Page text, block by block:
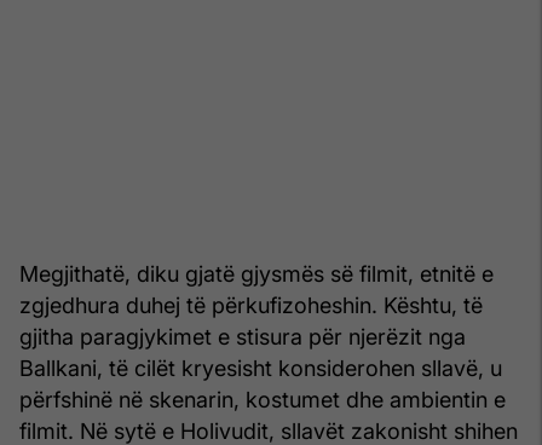
Megjithatë, diku gjatë gjysmës së filmit, etnitë e
zgjedhura duhej të përkufizoheshin. Kështu, të
gjitha paragjykimet e stisura për njerëzit nga
Ballkani, të cilët kryesisht konsiderohen sllavë, u
përfshinë në skenarin, kostumet dhe ambientin e
filmit. Në sytë e Holivudit, sllavët zakonisht shihen